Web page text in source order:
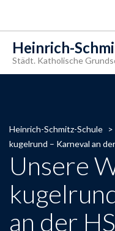
Heinrich-
Städt. Katholische
Heinrich-Schmitz-Schule >
kugelrund – Karneval an
Unsere
an der